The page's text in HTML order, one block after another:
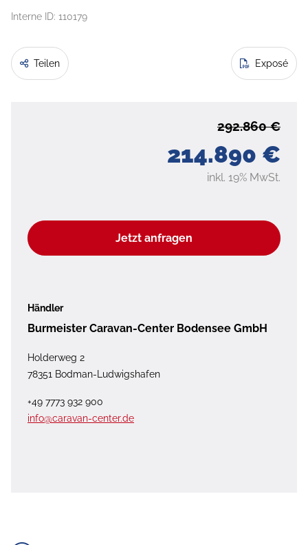
Interne ID: 110179
Teilen Exposé
214.890 €
292.860 €
inkl. 19% MwSt.
Jetzt anfragen
Händler
Burmeister Caravan-Center Bodensee GmbH
Holderweg 2
78351 Bodman-Ludwigshafen
+49 7773 932 900
info@caravan-center.de